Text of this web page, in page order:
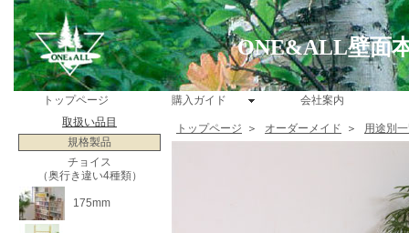
ONE&ALL壁面
トップページ 購入ガイド
会社案内
取扱い品目
規格製品
チョイス
（奥行き違い4種類）
175mm
トップページ ＞ オーダーメイド ＞ 用途別